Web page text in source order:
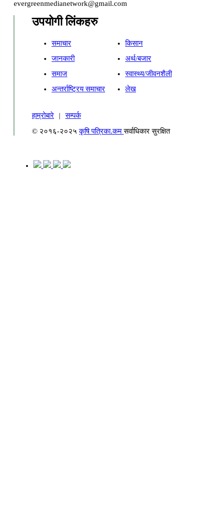
evergreenmedianetwork@gmail.com
उपयोगी लिंकहरु
समाचार
किसान
जानकारी
अर्थ/बजार
समाज
स्वास्थ्य/जीवनशैली
अन्तर्राष्ट्रिय समाचार
लेख
हाम्रोबारे |
सम्पर्क
© २०१६-२०२५कृषि पत्रिका.कमसर्वाधिकार सुरक्षित